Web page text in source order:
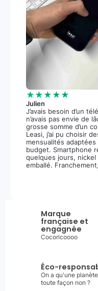
★★★★★
Julien
J’avais besoin d’un
n’avais pas envie de
grosse somme d’un
Leasi, j’ai pu choisir
mensualités adaptées
budget. Smartphone
quelques jours, nickel
emballé.
Marque
française et
engagnée
Cocoricoooo
Éco-
On a qu'une
toute façon non ?